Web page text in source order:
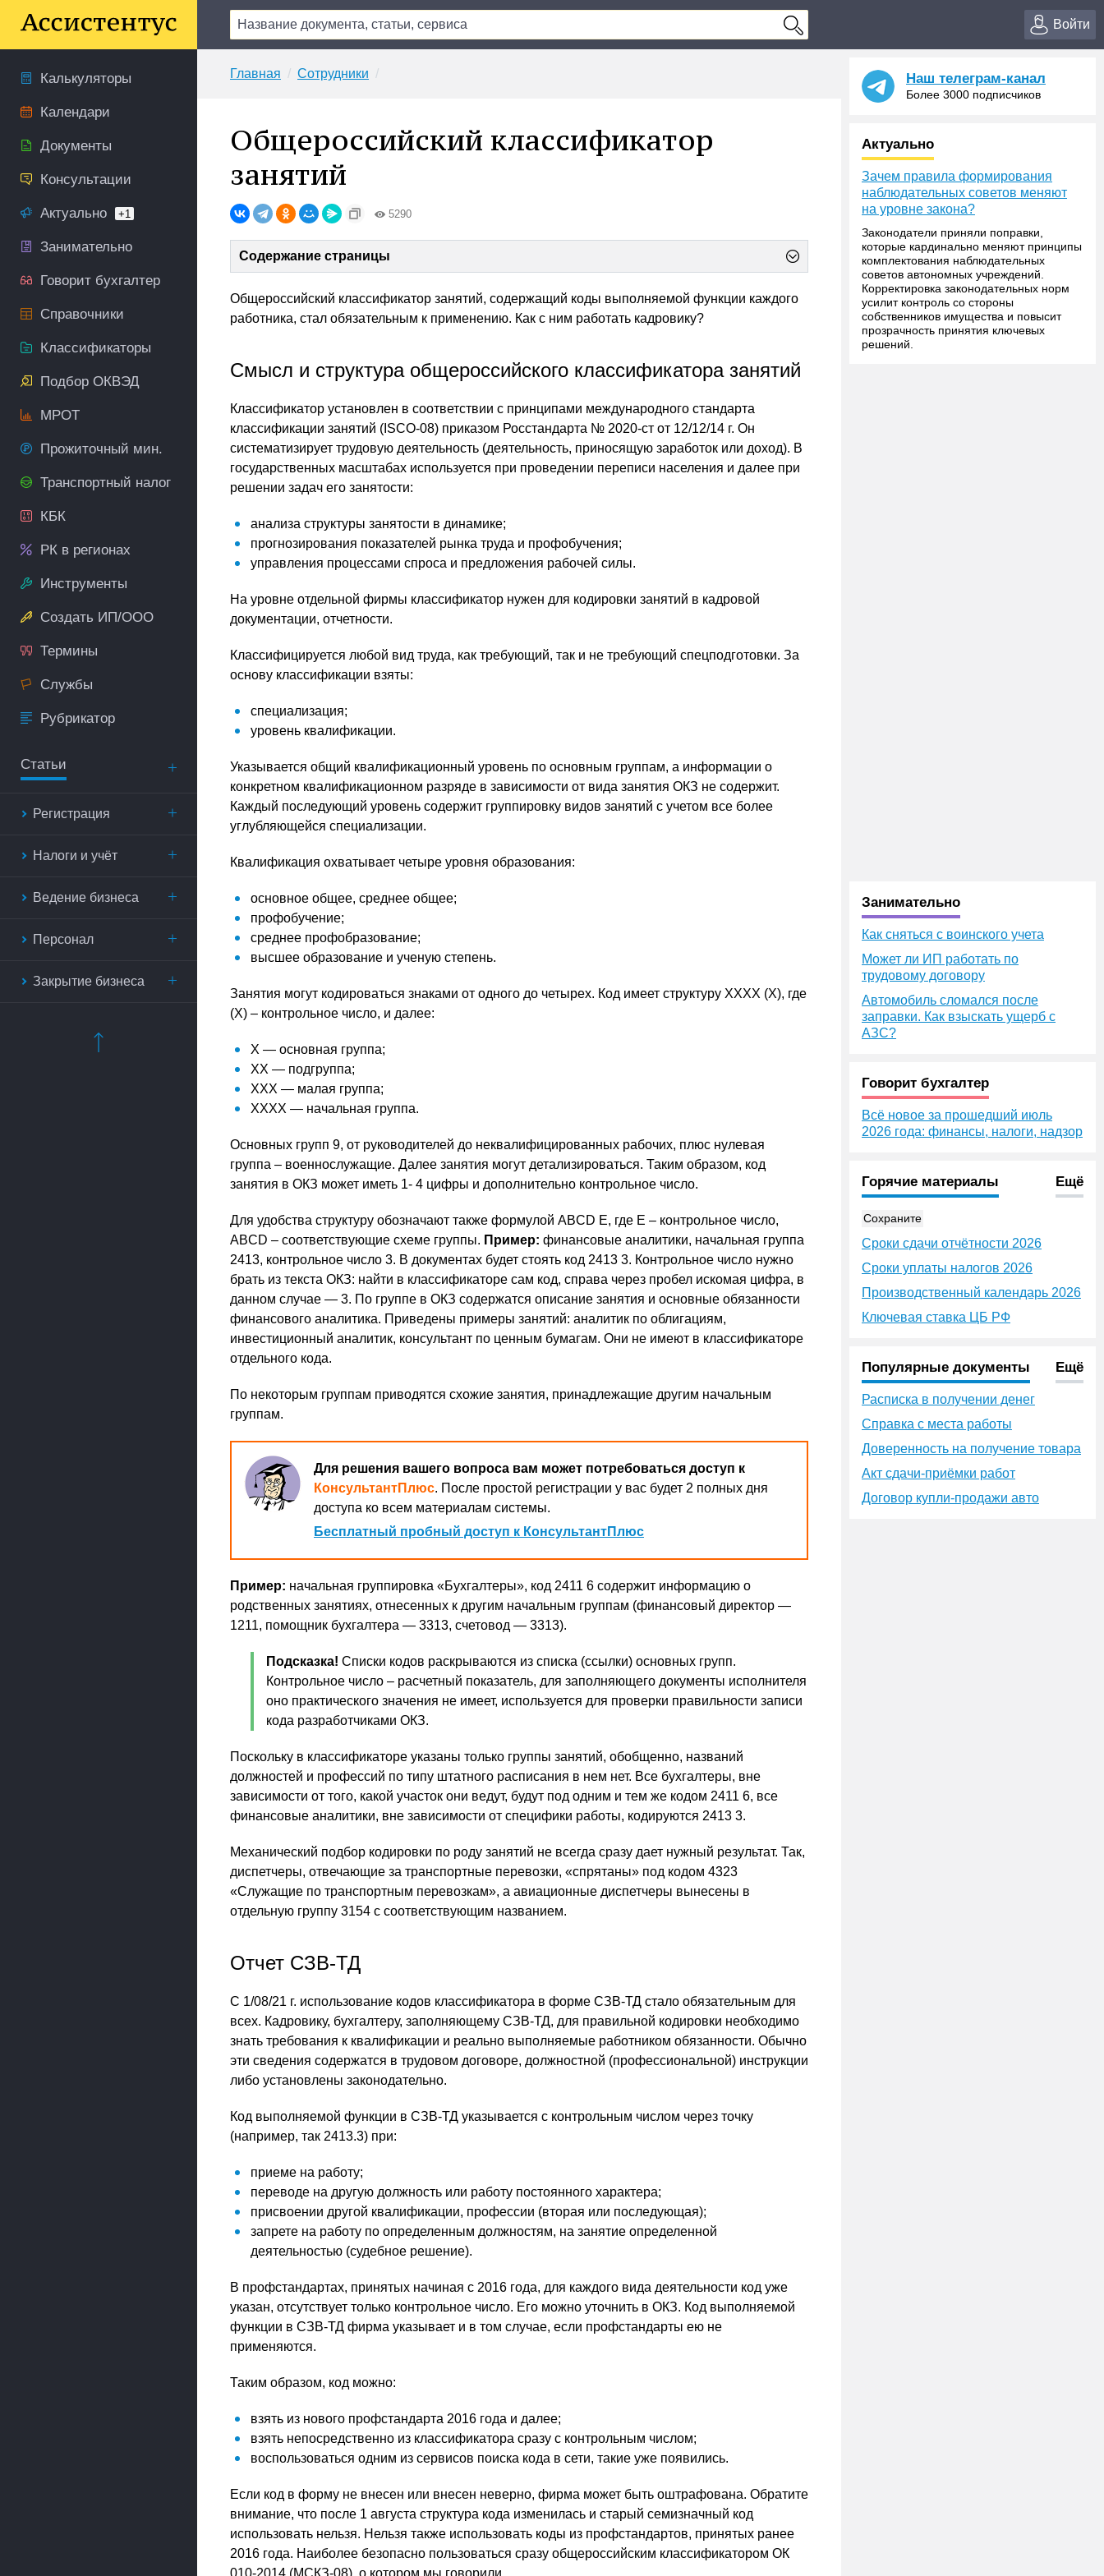
Войти
Калькуляторы
Календари
Документы
Консультации
Актуально +1
Занимательно
Говорит бухгалтер
Справочники
Классификаторы
Подбор ОКВЭД
МРОТ
Прожиточный мин.
Транспортный налог
КБК
РК в регионах
Инструменты
Создать ИП/ООО
Термины
Службы
Рубрикатор
Статьи
Регистрация
Налоги и учёт
Ведение бизнеса
Персонал
Закрытие бизнеса
Главная Сотрудники
Общероссийский классификатор
занятий
5290
Содержание страницы
Общероссийский классификатор занятий, содержащий коды выполняемой функции каждого
работника, стал обязательным к применению. Как с ним работать кадровику?
Смысл и структура общероссийского классификатора занятий
Классификатор установлен в соответствии с принципами международного стандарта
классификации занятий (ISCO-08) приказом Росстандарта № 2020-ст от 12/12/14 г. Он
систематизирует трудовую деятельность (деятельность, приносящую заработок или доход). В
государственных масштабах используется при проведении переписи населения и далее при
решении задач его занятости:
анализа структуры занятости в динамике;
прогнозирования показателей рынка труда и профобучения;
управления процессами спроса и предложения рабочей силы.
На уровне отдельной фирмы классификатор нужен для кодировки занятий в кадровой
документации, отчетности.
Классифицируется любой вид труда, как требующий, так и не требующий спецподготовки. За
основу классификации взяты:
специализация;
уровень квалификации.
Указывается общий квалификационный уровень по основным группам, а информации о
конкретном квалификационном разряде в зависимости от вида занятия ОКЗ не содержит.
Каждый последующий уровень содержит группировку видов занятий с учетом все более
углубляющейся специализации.
Квалификация охватывает четыре уровня образования:
основное общее, среднее общее;
профобучение;
среднее профобразование;
высшее образование и ученую степень.
Занятия могут кодироваться знаками от одного до четырех. Код имеет структуру XXXX (X), где
(X) – контрольное число, и далее:
X — основная группа;
XX — подгруппа;
XXX — малая группа;
XXXX — начальная группа.
Основных групп 9, от руководителей до неквалифицированных рабочих, плюс нулевая
группа – военнослужащие. Далее занятия могут детализироваться. Таким образом, код
занятия в ОКЗ может иметь 1- 4 цифры и дополнительно контрольное число.
Для удобства структуру обозначают также формулой ABCD E, где E – контрольное число,
ABCD – соответствующие схеме группы. Пример: финансовые аналитики, начальная группа
2413, контрольное число 3. В документах будет стоять код 2413 3. Контрольное число нужно
брать из текста ОКЗ: найти в классификаторе сам код, справа через пробел искомая цифра, в
данном случае — 3. По группе в ОКЗ содержатся описание занятия и основные обязанности
финансового аналитика. Приведены примеры занятий: аналитик по облигациям,
инвестиционный аналитик, консультант по ценным бумагам. Они не имеют в классификаторе
отдельного кода.
По некоторым группам приводятся схожие занятия, принадлежащие другим начальным
группам.
Для решения вашего вопроса вам может потребоваться доступ к
КонсультантПлюс. После простой регистрации у вас будет 2 полных дня
доступа ко всем материалам системы.
Бесплатный пробный доступ к КонсультантПлюс
Пример: начальная группировка «Бухгалтеры», код 2411 6 содержит информацию о
родственных занятиях, отнесенных к другим начальным группам (финансовый директор —
1211, помощник бухгалтера — 3313, счетовод — 3313).
Подсказка! Списки кодов раскрываются из списка (ссылки) основных групп.
Контрольное число – расчетный показатель, для заполняющего документы исполнителя
оно практического значения не имеет, используется для проверки правильности записи
кода разработчиками ОКЗ.
Поскольку в классификаторе указаны только группы занятий, обобщенно, названий
должностей и профессий по типу штатного расписания в нем нет. Все бухгалтеры, вне
зависимости от того, какой участок они ведут, будут под одним и тем же кодом 2411 6, все
финансовые аналитики, вне зависимости от специфики работы, кодируются 2413 3.
Механический подбор кодировки по роду занятий не всегда сразу дает нужный результат. Так,
диспетчеры, отвечающие за транспортные перевозки, «спрятаны» под кодом 4323
«Служащие по транспортным перевозкам», а авиационные диспетчеры вынесены в
отдельную группу 3154 с соответствующим названием.
Отчет СЗВ-ТД
С 1/08/21 г. использование кодов классификатора в форме СЗВ-ТД стало обязательным для
всех. Кадровику, бухгалтеру, заполняющему СЗВ-ТД, для правильной кодировки необходимо
знать требования к квалификации и реально выполняемые работником обязанности. Обычно
эти сведения содержатся в трудовом договоре, должностной (профессиональной) инструкции
либо установлены законодательно.
Код выполняемой функции в СЗВ-ТД указывается с контрольным числом через точку
(например, так 2413.3) при:
приеме на работу;
переводе на другую должность или работу постоянного характера;
присвоении другой квалификации, профессии (вторая или последующая);
запрете на работу по определенным должностям, на занятие определенной
деятельностью (судебное решение).
В профстандартах, принятых начиная с 2016 года, для каждого вида деятельности код уже
указан, отсутствует только контрольное число. Его можно уточнить в ОКЗ. Код выполняемой
функции в СЗВ-ТД фирма указывает и в том случае, если профстандарты ею не
применяются.
Таким образом, код можно:
взять из нового профстандарта 2016 года и далее;
взять непосредственно из классификатора сразу с контрольным числом;
воспользоваться одним из сервисов поиска кода в сети, такие уже появились.
Если код в форму не внесен или внесен неверно, фирма может быть оштрафована. Обратите
внимание, что после 1 августа структура кода изменилась и старый семизначный код
использовать нельзя. Нельзя также использовать коды из профстандартов, принятых ранее
2016 года. Наиболее безопасно пользоваться сразу общероссийским классификатором ОК
010-2014 (МСКЗ-08), о котором мы говорили.
Наш телеграм-канал
Более 3000 подписчиков
Актуально
Зачем правила формирования
наблюдательных советов меняют
на уровне закона?
Законодатели приняли поправки,
которые кардинально меняют принципы
комплектования наблюдательных
советов автономных учреждений.
Корректировка законодательных норм
усилит контроль со стороны
собственников имущества и повысит
прозрачность принятия ключевых
решений.
Занимательно
Как сняться с воинского учета
Может ли ИП работать по
трудовому договору
Автомобиль сломался после
заправки. Как взыскать ущерб с
АЗС?
Говорит бухгалтер
Всё новое за прошедший июль
2026 года: финансы, налоги, надзор
Горячие материалы Ещё
Сохраните
Сроки сдачи отчётности 2026
Сроки уплаты налогов 2026
Производственный календарь 2026
Ключевая ставка ЦБ РФ
Популярные документы Ещё
Расписка в получении денег
Справка с места работы
Доверенность на получение товара
Акт сдачи-приёмки работ
Договор купли-продажи авто